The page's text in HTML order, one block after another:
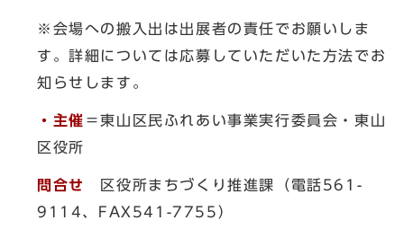
※会場への搬入出は出展者の責任でお願いしま
す。詳細については応募していただいた方法でお
知らせします。
・主催 ＝東山区民ふれあい事業実行委員会・東山
区役所
問合せ
区役所まちづくり推進課（電話561-
9114、FAX541-7755）